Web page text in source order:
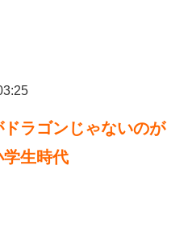
ラゴンじゃないのが
生時代